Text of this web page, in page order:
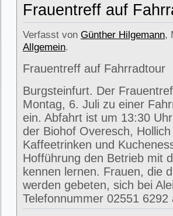
Frauentreff auf
Verfasst von Günther Hilgemann,
Allgemein.
Frauentreff auf Fahrradtour
Burgsteinfurt. Der
Montag, 6. Juli zu einer
ein. Abfahrt ist um 13:30
der Biohof Overesch,
Kaffeetrinken und
Hofführung den Betrieb mit
kennen lernen. Frauen, die
werden gebeten, sich bei
Telefonnummer 02551 6292